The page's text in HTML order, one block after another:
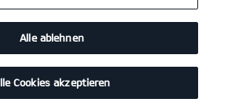
Alle ablehnen
Cookies akzeptieren